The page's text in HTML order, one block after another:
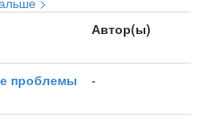
Автор(ы)
проблемы
-